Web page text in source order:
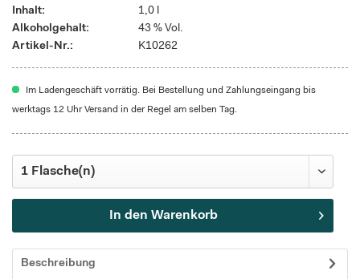
Inhalt:
1,0 l
Alkoholgehalt:
43 % Vol.
Artikel-Nr.:
K10262
Im Ladengeschäft vorrätig. Bei Bestellung und Zahlungseingang bis
werktags 12 Uhr Versand in der Regel am selben Tag.
In den Warenkorb
Beschreibung